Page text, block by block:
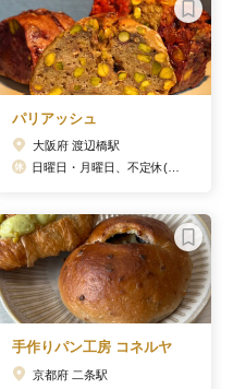
パリアッシュ
大阪府 渡辺橋駅
手作りパン工房 コネルヤ
京都府 二条駅